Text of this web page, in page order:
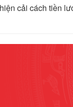
cải cách tiền